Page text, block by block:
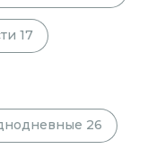
17
26